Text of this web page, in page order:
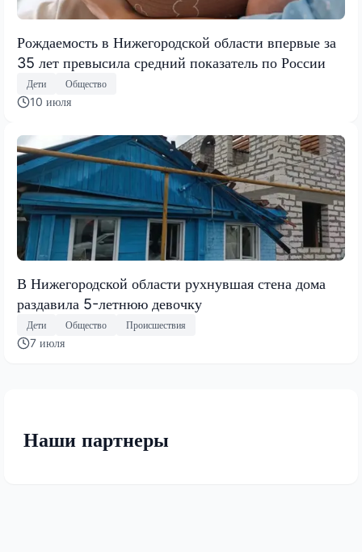
Рождаемость в Нижегородской области впервые за
35 лет превысила средний показатель по России
Дети Общество
10 июля
В Нижегородской области рухнувшая стена дома
раздавила 5-летнюю девочку
Дети Общество Происшествия
7 июля
Наши партнеры